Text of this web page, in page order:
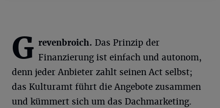
G revenbroich. Das Prinzip der
Finanzierung ist einfach und autonom,
denn jeder Anbieter zahlt seinen Act selbst;
das Kulturamt führt die Angebote zusammen
und kümmert sich um das Dachmarketing.